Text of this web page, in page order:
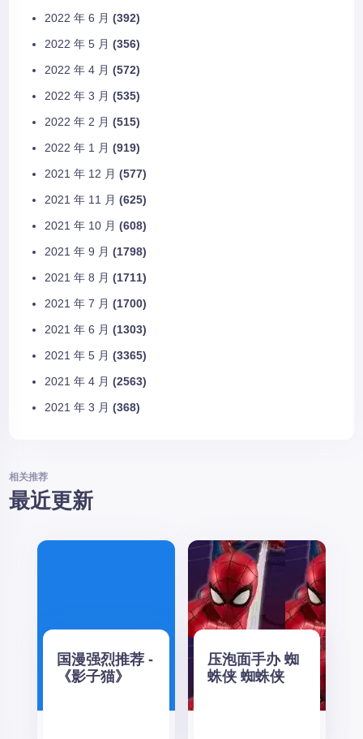
2022 年 6 月 (392)
2022 年 5 月 (356)
2022 年 4 月 (572)
2022 年 3 月 (535)
2022 年 2 月 (515)
2022 年 1 月 (919)
2021 年 12 月 (577)
2021 年 11 月 (625)
2021 年 10 月 (608)
2021 年 9 月 (1798)
2021 年 8 月 (1711)
2021 年 7 月 (1700)
2021 年 6 月 (1303)
2021 年 5 月 (3365)
2021 年 4 月 (2563)
2021 年 3 月 (368)
相关推荐
最近更新
国漫强烈推荐 -
《影子猫》
压泡面手办 蜘
蛛侠 蜘蛛侠